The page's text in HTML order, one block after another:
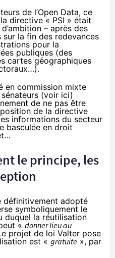
de l’Open Data, ce
directive « PSI » était
– après des
la fin des redevances
pour la
publiques (des
cartes géographiques
en commission mixte
(voir ici)
de ne pas être
de la directive
informations du secteur
basculée en droit
le principe, les
définitivement adopté
symboliquement le
duquel la réutilisation
« donner lieu au
projet de loi Valter pose
est « gratuite », par